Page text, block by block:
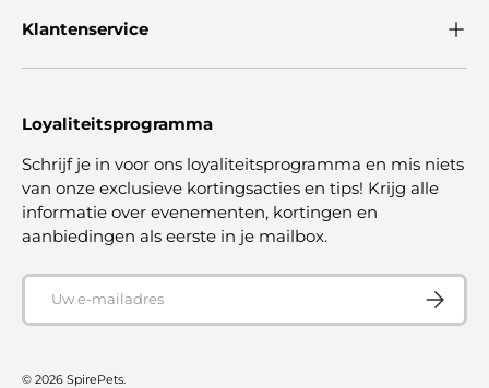
Klantenservice
Loyaliteitsprogramma
Schrijf je in voor ons loyaliteitsprogramma en mis niets
van onze exclusieve kortingsacties en tips! Krijg alle
informatie over evenementen, kortingen en
aanbiedingen als eerste in je mailbox.
E-mailadres
© 2026 SpirePets